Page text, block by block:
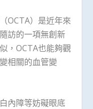
OCTA）是近年來
訪的一項無創新
，OCTA也能夠觀
相關的血管變
內障等妨礙眼底